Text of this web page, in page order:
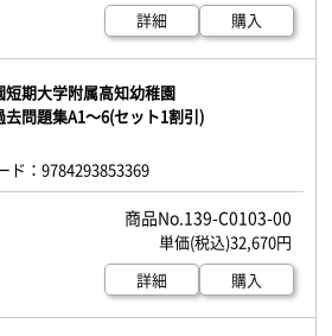
詳細
購入
短期大学附属高知幼稚園
去問題集A1～6(セット1割引)
ド：9784293853369
139-C0103-00
32,670円
詳細
購入